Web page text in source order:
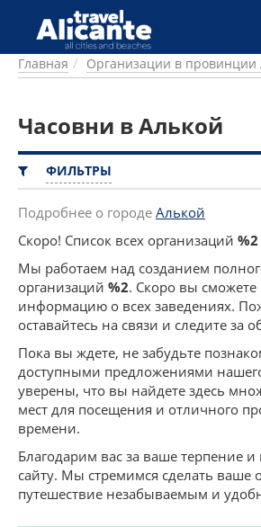
Перейти к основному содержанию
ГОРОДА
ПИТАНИЕ
ПЛЯЖИ
ДОСТОПРИМЕЧАТЕЛЬНОСТИ
КЕМПИНГ
КОМАРКИ (РАЙОНЫ)
РЕЦЕПТЫ
ПРЕДЛОЖЕНИЯ
СТАТЬИ
УСЛУГИ
Главная Организации в провинции
Часовни в Алькой
ФИЛЬТРЫ
Подробнее о городе Алькой
Скоро! Список всех организаций %2
Мы работаем над созданием
организаций %2. Скоро вы сможете
информацию о всех заведениях.
оставайтесь на связи и следите за
Пока вы ждете, не забудьте
доступными предложениями
уверены, что вы найдете здесь
мест для посещения и отличного
времени.
Благодарим вас за ваше терпение
сайту. Мы стремимся сделать ваше
путешествие незабываемым и